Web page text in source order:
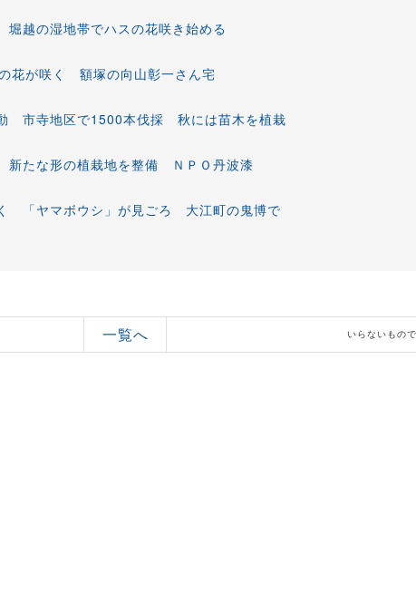
越の湿地帯でハスの花咲き始める
花が咲く 額塚の向山彰一さん宅
市寺地区で1500本伐採 秋には苗木を植栽
たな形の植栽地を整備 ＮＰＯ丹波漆
「ヤマボウシ」が見ごろ 大江町の鬼博で
一覧へ いらないもの